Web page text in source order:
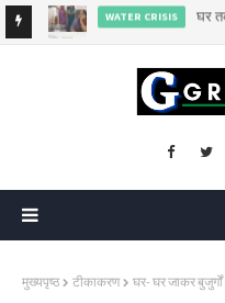
AGRI कब तक कर्ज के
मुख्यपृष्ठ टीकाकरण घर- घर जाकर